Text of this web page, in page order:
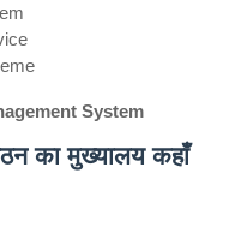
System
का मुख्यालय कहाँ